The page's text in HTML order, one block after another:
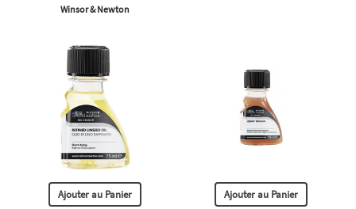
Winsor & Newton
Ajouter au Panier Ajouter au Panier